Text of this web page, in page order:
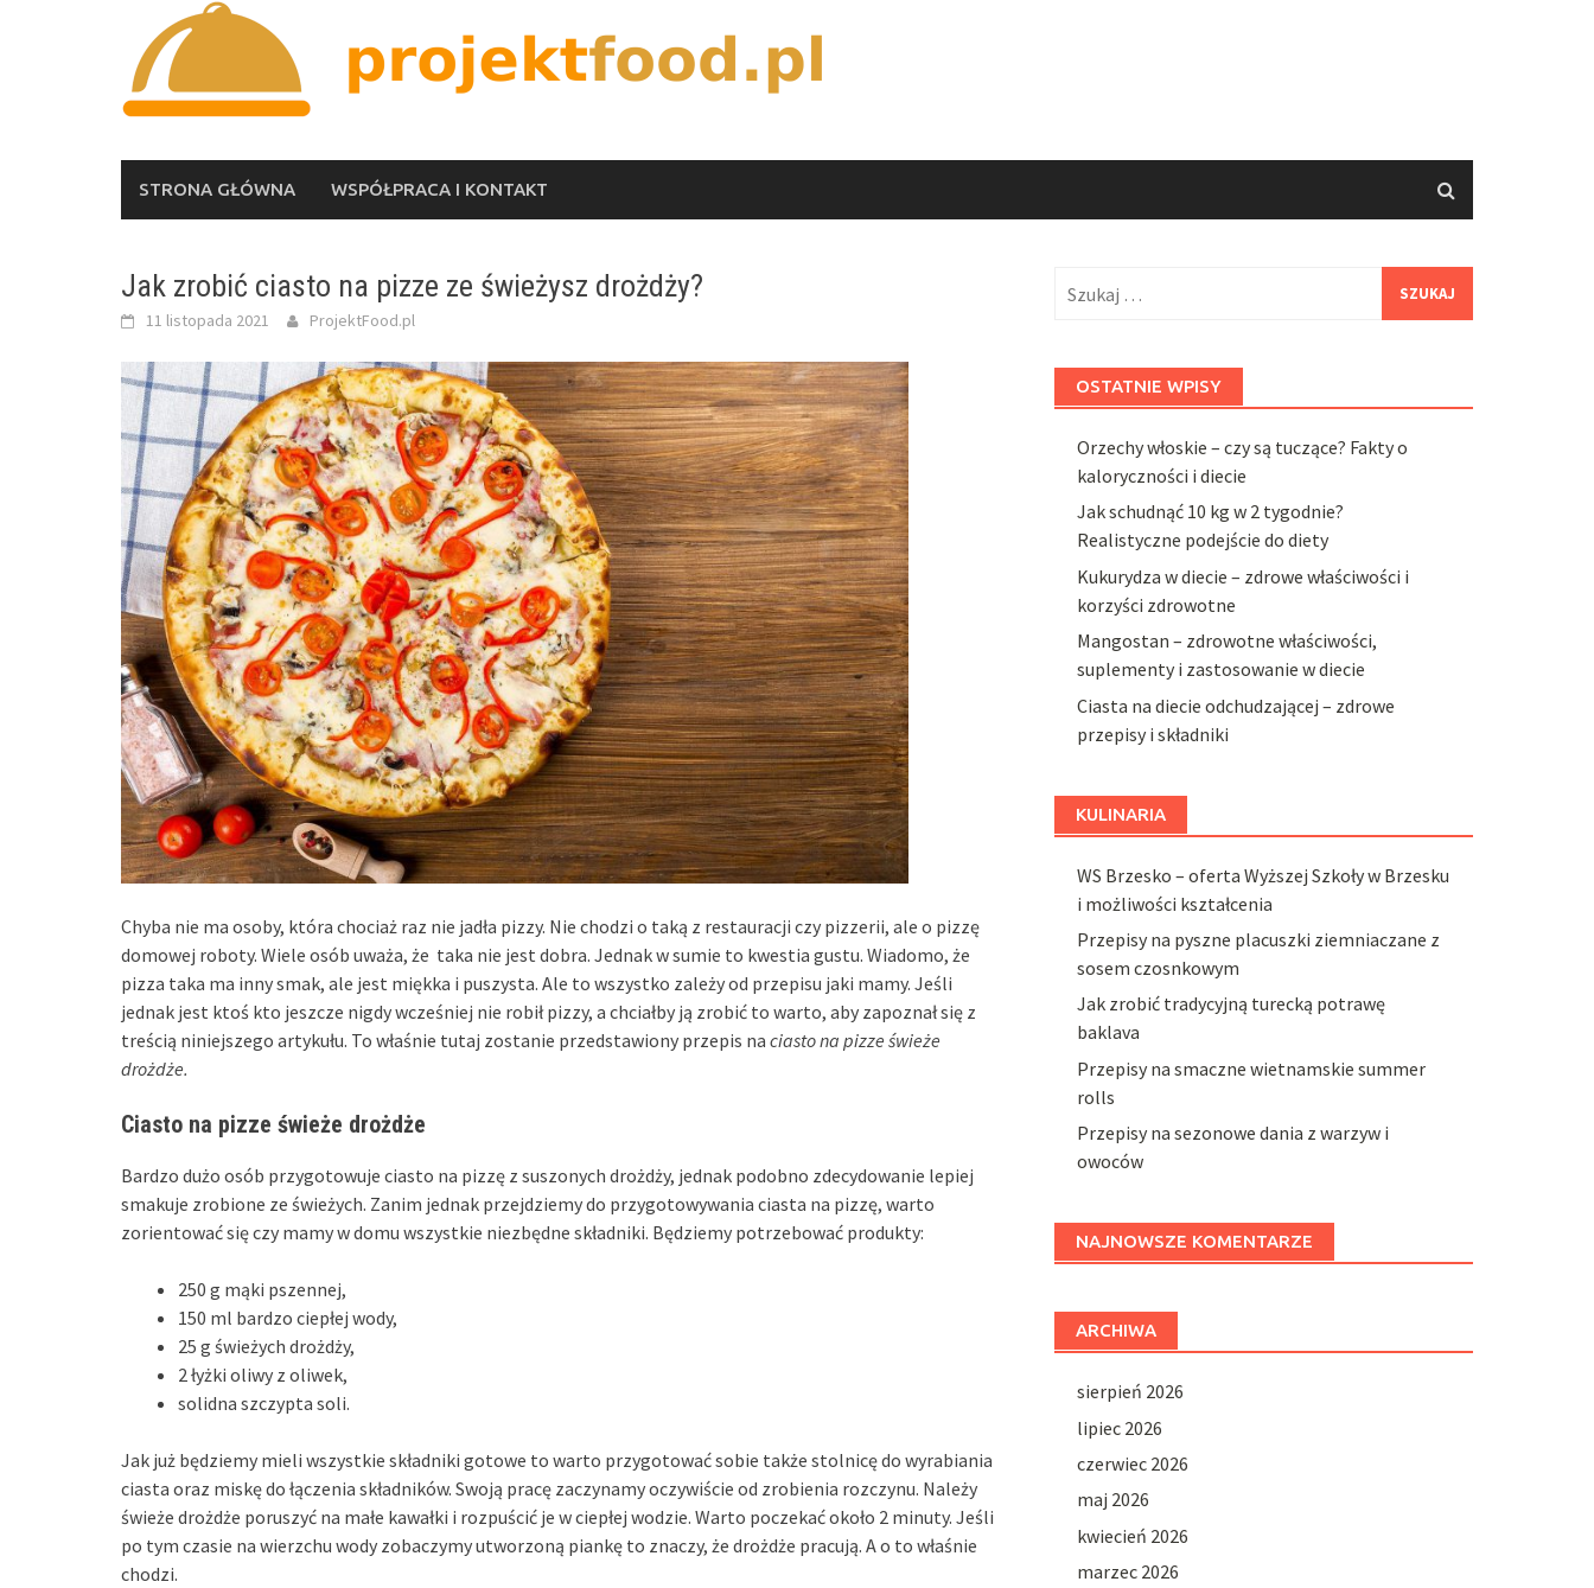
STRONA GŁÓWNA WSPÓŁPRACA I KONTAKT
Jak zrobić ciasto na pizze ze świeżysz drożdży?
11 listopada 2021 ProjektFood.pl
Chyba nie ma osoby, która chociaż raz nie jadła pizzy. Nie chodzi o taką z restauracji czy pizzerii, ale o pizzę
domowej roboty. Wiele osób uważa, że taka nie jest dobra. Jednak w sumie to kwestia gustu. Wiadomo, że
pizza taka ma inny smak, ale jest miękka i puszysta. Ale to wszystko zależy od przepisu jaki mamy. Jeśli
jednak jest ktoś kto jeszcze nigdy wcześniej nie robił pizzy, a chciałby ją zrobić to warto, aby zapoznał się z
treścią niniejszego artykułu. To właśnie tutaj zostanie przedstawiony przepis na ciasto na pizze świeże
drożdże.
Ciasto na pizze świeże drożdże
Bardzo dużo osób przygotowuje ciasto na pizzę z suszonych drożdży, jednak podobno zdecydowanie lepiej
smakuje zrobione ze świeżych. Zanim jednak przejdziemy do przygotowywania ciasta na pizzę, warto
zorientować się czy mamy w domu wszystkie niezbędne składniki. Będziemy potrzebować produkty:
250 g mąki pszennej,
150 ml bardzo ciepłej wody,
25 g świeżych drożdży,
2 łyżki oliwy z oliwek,
solidna szczypta soli.
Jak już będziemy mieli wszystkie składniki gotowe to warto przygotować sobie także stolnicę do wyrabiania
ciasta oraz miskę do łączenia składników. Swoją pracę zaczynamy oczywiście od zrobienia rozczynu. Należy
świeże drożdże poruszyć na małe kawałki i rozpuścić je w ciepłej wodzie. Warto poczekać około 2 minuty. Jeśli
po tym czasie na wierzchu wody zobaczymy utworzoną piankę to znaczy, że drożdże pracują. A o to właśnie
chodzi.
OSTATNIE WPISY
Orzechy włoskie – czy są tuczące? Fakty o
kaloryczności i diecie
Jak schudnąć 10 kg w 2 tygodnie?
Realistyczne podejście do diety
Kukurydza w diecie – zdrowe właściwości i
korzyści zdrowotne
Mangostan – zdrowotne właściwości,
suplementy i zastosowanie w diecie
Ciasta na diecie odchudzającej – zdrowe
przepisy i składniki
KULINARIA
WS Brzesko – oferta Wyższej Szkoły w Brzesku
i możliwości kształcenia
Przepisy na pyszne placuszki ziemniaczane z
sosem czosnkowym
Jak zrobić tradycyjną turecką potrawę
baklava
Przepisy na smaczne wietnamskie summer
rolls
Przepisy na sezonowe dania z warzyw i
owoców
NAJNOWSZE KOMENTARZE
ARCHIWA
sierpień 2026
lipiec 2026
czerwiec 2026
maj 2026
kwiecień 2026
marzec 2026